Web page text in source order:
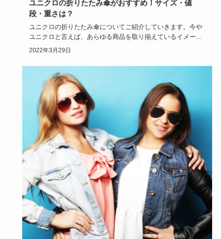
ユニクロの折りたたみ傘がおすすめ！サイズ・値
段・重さは？
ユニクロの折りたたみ傘についてご紹介していきます。今や
ユニクロと言えば、あらゆる商品を取り揃えているイメージ
もありますが、…
2022年3月29日